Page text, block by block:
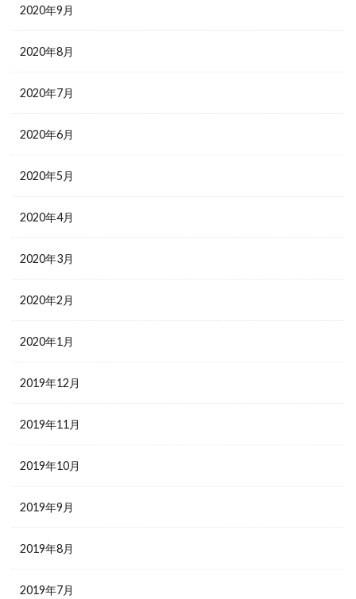
2020年9月
2020年8月
2020年7月
2020年6月
2020年5月
2020年4月
2020年3月
2020年2月
2020年1月
2019年12月
2019年11月
2019年10月
2019年9月
2019年8月
2019年7月